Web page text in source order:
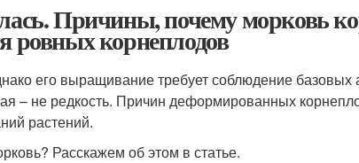
Причины, почему морковь
корнеплодов
его выращивание требует соблюдение базовых
– не редкость. Причин деформированных
растений.
Расскажем об этом в статье.